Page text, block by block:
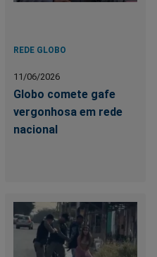
REDE GLOBO
11/06/2026
Globo comete gafe
vergonhosa em rede
nacional